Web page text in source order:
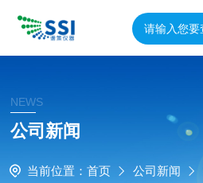
NEWS
公司新闻
当前位置： 首页 公司新闻